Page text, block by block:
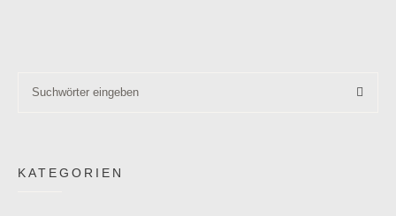
KATEGORIEN